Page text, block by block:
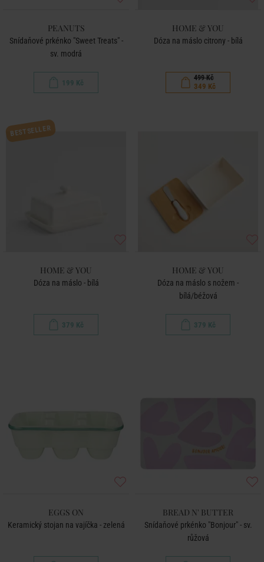
PEANUTS
Snídaňové prkénko "Sweet Treats" -
sv. modrá
199 Kč
HOME & YOU
Dóza na máslo citrony - bílá
499 Kč
349 Kč
BESTSELLER
HOME & YOU
Dóza na máslo - bílá
379 Kč
HOME & YOU
Dóza na máslo s nožem -
bílá/béžová
379 Kč
EGGS ON
Keramický stojan na vajíčka - zelená
BREAD N' BUTTER
Snídaňové prkénko "Bonjour" - sv.
růžová